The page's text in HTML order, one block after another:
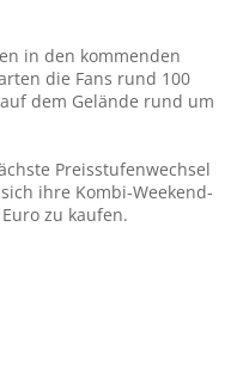
in den kommenden
die Fans rund 100
dem Gelände rund um
Preisstufenwechsel
ihre Kombi-Weekend-
zu kaufen.